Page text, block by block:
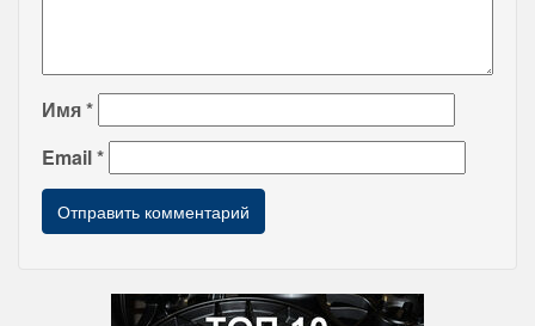
Имя*
Email*